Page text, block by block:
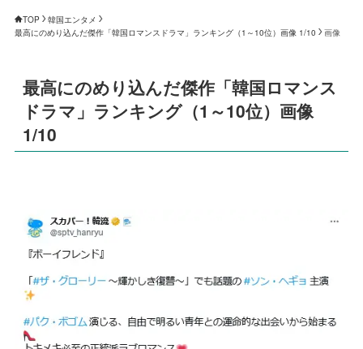
TOP
韓国エンタメ
最高にのめり込んだ傑作「韓国ロマンスドラマ」ランキング（1～10位）画像 1/10
画像
最高にのめり込んだ傑作「韓国ロマンス
ドラマ」ランキング（1～10位）画像
1/10